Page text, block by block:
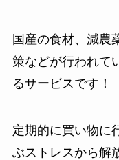
国産の食材、減農
策などが行われて
るサービスです！
定期的に買い物に
ぶストレスから解